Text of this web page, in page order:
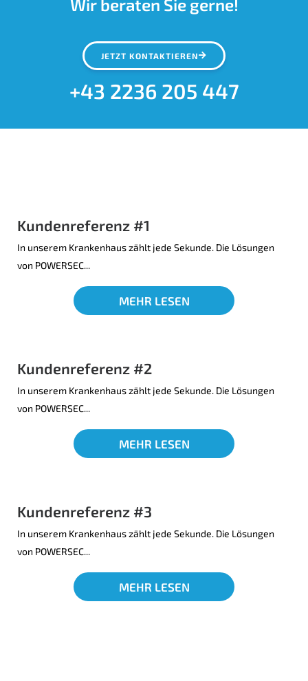
Wir beraten Sie gerne!
JETZT KONTAKTIEREN
+43 2236 205 447
Kundenreferenz #1
In unserem Krankenhaus zählt jede Sekunde. Die Lösungen
von POWERSEC...
MEHR LESEN
Kundenreferenz #2
In unserem Krankenhaus zählt jede Sekunde. Die Lösungen
von POWERSEC...
MEHR LESEN
Kundenreferenz #3
In unserem Krankenhaus zählt jede Sekunde. Die Lösungen
von POWERSEC...
MEHR LESEN